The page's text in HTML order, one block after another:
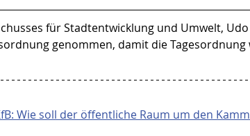
für Stadtentwicklung und Umwelt,
genommen, damit die Tagesordnung
Wie soll der öffentliche Raum um den